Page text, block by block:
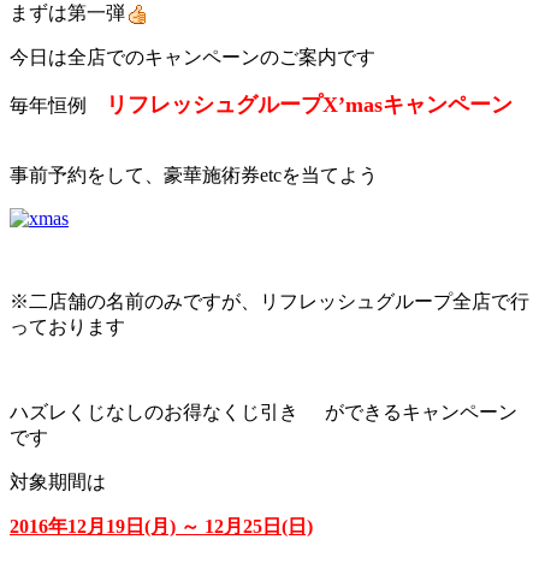
まずは第一弾
今日は全店でのキャンペーンのご案内です
毎年恒例 リフレッシュグループX’masキャンペーン
事前予約をして、豪華施術券etcを当てよう
※二店舗の名前のみですが、リフレッシュグループ全店で行
っております
ハズレくじなしのお得なくじ引き
ができるキャンペーン
です
対象期間は
2016年12月19日(月) ～ 12月25日(日)